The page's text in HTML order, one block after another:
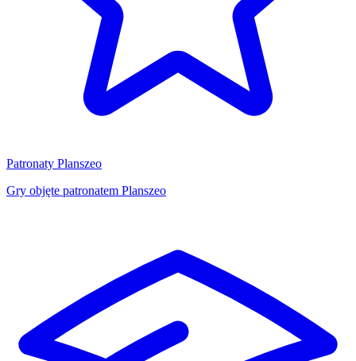
Patronaty Planszeo
Gry objęte patronatem Planszeo